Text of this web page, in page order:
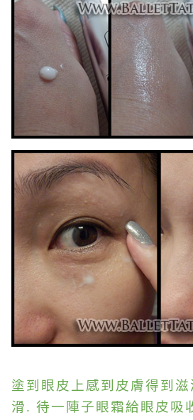
塗到眼皮上感到皮膚得到
滑. 待一陣子眼霜給眼皮吸